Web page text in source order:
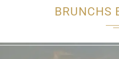
BRUNCHS